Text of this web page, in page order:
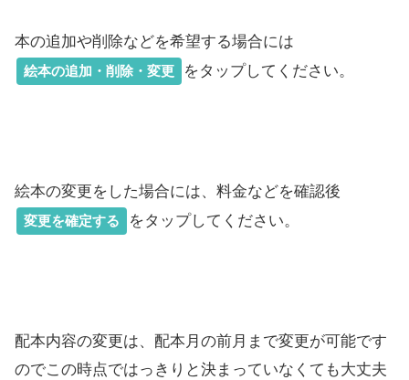
本の追加や削除などを希望する場合には
絵本の追加・削除・変更 をタップしてください。
絵本の変更をした場合には、料金などを確認後
変更を確定する をタップしてください。
配本内容の変更は、配本月の前月まで変更が可能です
のでこの時点ではっきりと決まっていなくても大丈夫